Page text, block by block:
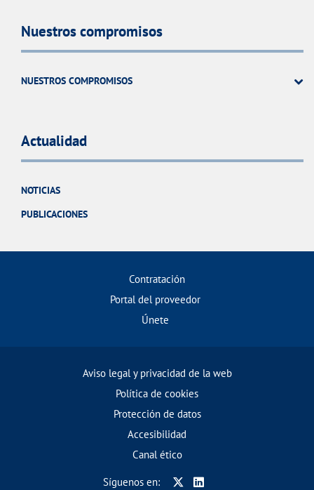
Nuestros compromisos
NUESTROS COMPROMISOS
Actualidad
NOTICIAS
PUBLICACIONES
Contratación
Portal del proveedor
Únete
Aviso legal y privacidad de la web
Política de cookies
Protección de datos
Accesibilidad
Canal ético
Síguenos en: